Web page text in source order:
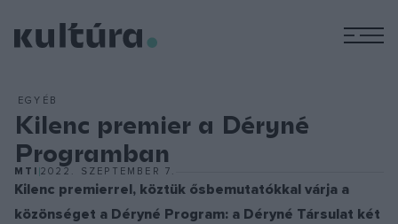
EGYÉB
Kilenc premier a Déryné
Programban
MTI 2022. SZEPTEMBER 7.
Kilenc premierrel, köztük ősbemutatókkal várja a
közönséget a Déryné Program: a Déryné Társulat két